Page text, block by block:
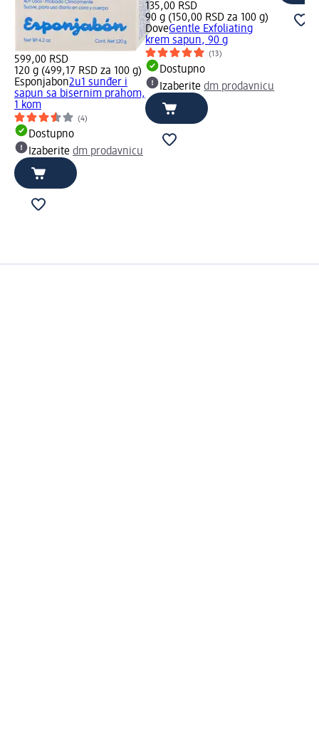
599,00 RSD
120 g (499,17 RSD za 100 g)
Esponjabon2u1 sunđer i
sapun sa bisernim prahom,
1 kom
(4)
Dostupno
Izaberite dm prodavnicu
135,00 RSD
90 g (150,00 RSD za 100 g)
DoveGentle Exfoliating
krem sapun, 90 g
(13)
Dostupno
Izaberitedm prodavnicu